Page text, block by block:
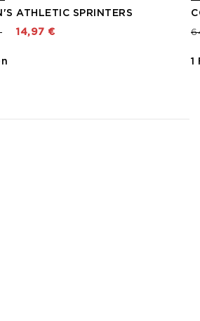
ATHLETIC SPRINTERS
von
bis 14,97 €
1